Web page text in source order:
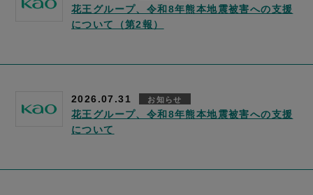
花王グループ、令和8年熊本地震被害への支援
について（第2報）
2026.07.31 お知らせ
花王グループ、令和8年熊本地震被害への支援
について